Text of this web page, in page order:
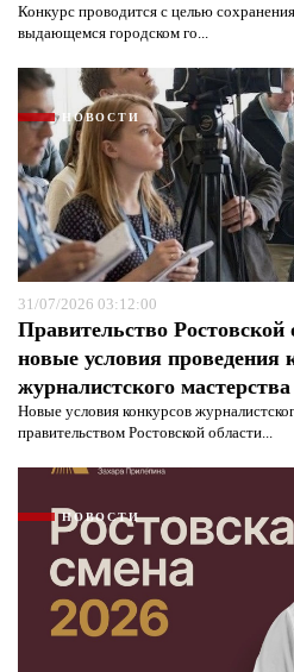
Конкурс проводится с целью
выдающемся городском го...
НОВОСТИ
31/07/2026 03:12:00
Правительство Ростовской
новые условия проведения
журналистского мастерства
Новые условия конкурсов
правительством Ростовской области...
НОВОСТИ
Я согласен сполитикой
защиты информации*
Я согласен сполитикой
защиты информации*